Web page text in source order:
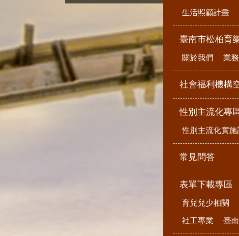
生活照顧計畫
臺南市松柏育
關於我們 業
社會福利機構
性別主流化專
性別主流化實施
常見問答
表單下載專區
育兒兒少相關
社工專業 臺